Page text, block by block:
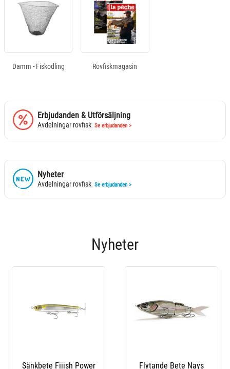
Damm - Fiskodling Rovfiskmagasin
Erbjudanden & Utförsäljning
Avdelningar rovfisk Se erbjudanden >
Nyheter
Avdelningar rovfisk Se erbjudanden >
Nyheter
Nays
Kastspö Nays Nxt Pro
Kit Med